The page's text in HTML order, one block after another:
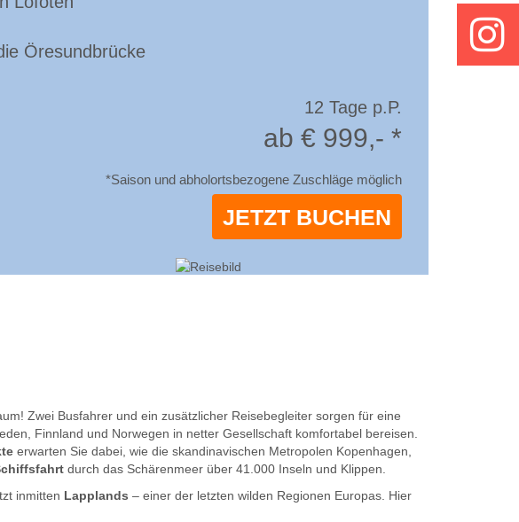
Öresundbrücke
12 Tage p.P.
ab € 999,- *
*Saison und abholortsbezogene Zuschläge möglich
JETZT BUCHEN
Zwei Busfahrer und ein zusätzlicher Reisebegleiter sorgen für eine
Finnland und Norwegen in netter Gesellschaft komfortabel bereisen.
erwarten Sie dabei, wie die skandinavischen Metropolen Kopenhagen,
durch das Schärenmeer über 41.000 Inseln und Klippen.
inmitten Lapplands – einer der letzten wilden Regionen Europas. Hier